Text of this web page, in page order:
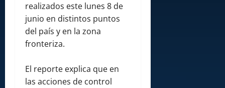
realizados este lunes 8 de
junio en distintos puntos
del país y en la zona
fronteriza.
El reporte explica que en
las acciones de control